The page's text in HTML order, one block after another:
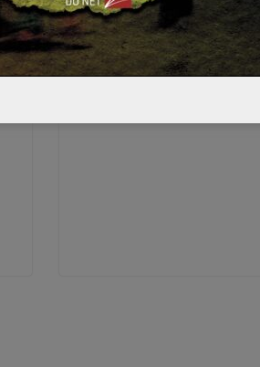
démographie si
galopante en Afrique
?